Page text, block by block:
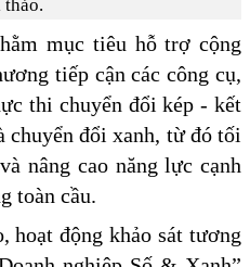
mục tiêu hỗ trợ cộng
tiếp cận các công cụ,
thi chuyển đổi kép - kết
chuyển đổi xanh, từ đó tối
nâng cao năng lực cạnh
toàn cầu.
hoạt động khảo sát tương